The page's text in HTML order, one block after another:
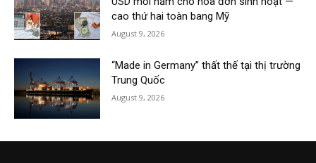
cao thứ hai toàn bang Mỹ
August 9, 2026
“Made in Germany” thất thế tại thị trường
Trung Quốc
August 9, 2026